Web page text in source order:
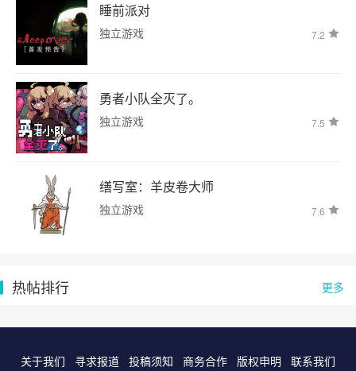
睡前派对
独立游戏 7.2
勇者小队全灭了。
独立游戏 7.5
缮写室：羊皮卷大师
独立游戏 7.6
更多
热帖排行
关于我们 寻求报道 投稿须知 商务合作 版权申明 联系我们